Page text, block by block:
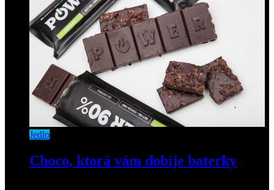
Jedlo
Choco, ktorá vám dobije baterky